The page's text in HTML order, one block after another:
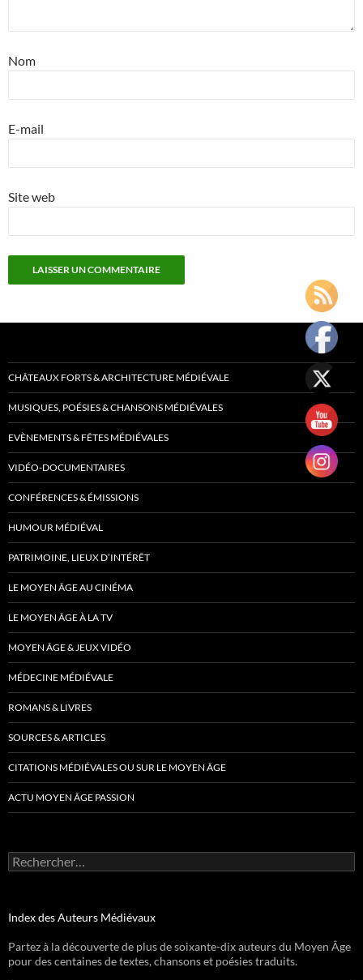
Nom
E-mail
Site web
CHÂTEAUX FORTS & ARCHITECTURE MÉDIÉVALE
MUSIQUES, POÉSIES & CHANSONS MÉDIÉVALES
EVÈNEMENTS & FÊTES MÉDIÉVALES
VIDÉO-DOCUMENTAIRES
CONFÉRENCES & ÉMISSIONS
HUMOUR MÉDIÉVAL
PATRIMOINE, LIEUX D’INTÉRÊT
LE MOYEN ÂGE AU CINÉMA
LE MOYEN ÂGE À LA TV
MOYEN ÂGE & JEUX VIDÉO
MÉDECINE MÉDIÉVALE
ROMANS & LIVRES
SOURCES & ARTICLES
CITATIONS MÉDIÉVALES OU SUR LE MOYEN ÂGE
ACTU MOYEN ÂGE PASSION
Rechercher :
Index des Auteurs Médiévaux
Partez à la découverte de plus de soixante-dix auteurs du Moyen Âge
pour des centaines de textes, chansons et poésies traduits.